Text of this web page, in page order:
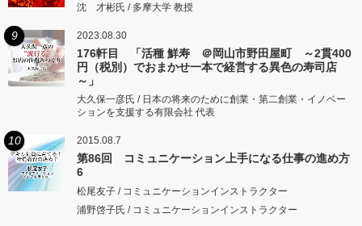
沈 才彬氏 / 多摩大学 教授
9 2023.08.30
176軒目 「活種 鮮寿 ＠岡山市野田屋町 ～2貫400
円（税別）でおまかせ一本で経営する異色の寿司店
～」
大久保一彦氏 / 日本の将来のために創業・第二創業・イノベー
ションを支援する有限会社 代表
10 2015.08.7
第86回 コミュニケーション上手になる仕事の進め方
6
松尾友子 / コミュニケーションインストラクター
浦野啓子氏 / コミュニケーションインストラクター